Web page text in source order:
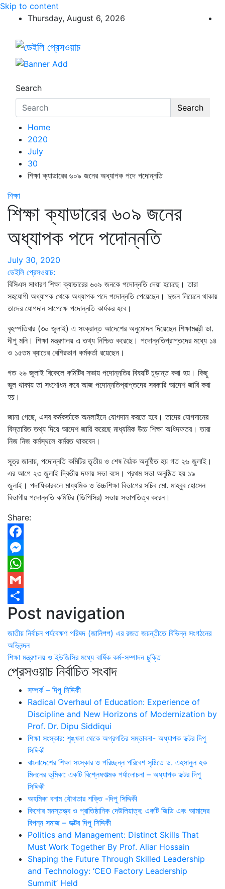
Skip to content
Thursday, August 6, 2026
ডেইলি প্রেসওয়াচ
ডেইলি প্রেসওয়াচ মুক্তিযুদ্ধের চেতনায় উদ্বুদ্ধ মুখপত্র
Search
Search
Home
2020
July
30
শিক্ষা ক্যাডারের ৬০৯ জনের অধ্যাপক পদে পদোন্নতি
শিক্ষা
শিক্ষা ক্যাডারের ৬০৯ জনের
অধ্যাপক পদে পদোন্নতি
July 30, 2020
ডেইলি প্রেসওয়াচ:
বিসিএস সাধারণ শিক্ষা ক্যাডারের ৬০৯ জনকে পদোন্নতি দেয়া হয়েছে। তারা
সহযোগী অধ্যাপক থেকে অধ্যাপক পদে পদোন্নতি পেয়েছেন। দুজন লিয়েনে থাকায়
তাদের যোগদান সাপেক্ষে পদোন্নতি কার্যকর হবে।
বৃহস্পতিবার (৩০ জুলাই) এ সংক্রান্ত আদেশের অনুমোদন দিয়েছেন শিক্ষামন্ত্রী ডা.
দীপু মনি। শিক্ষা মন্ত্রণালয় এ তথ্য নিশ্চিত করেছে। পদোন্নতিপ্রাপ্তদের মধ্যে ১৪
ও ১৫তম ব্যাচের বেশিরভাগ কর্মকর্তা রয়েছেন।
গত ২৬ জুলাই বিকেলে কমিটির সভায় পদোন্নতির বিষয়টি চূড়ান্ত করা হয়। কিছু
ভুল থাকায় তা সংশোধন করে আজ পদোন্নতিপ্রাপ্তদের সরকারি আদেশ জারি করা
হয়।
জানা গেছে, এসব কর্মকর্তাকে অনলাইনে যোগদান করতে হবে। তাদের যোগদানের
বিস্তারিত তথ্য দিয়ে আদেশ জারি করেছে মাধ্যমিক উচ্চ শিক্ষা অধিদফতর। তারা
নিজ নিজ কর্মস্থলে কর্মরত থাকবেন।
সূত্র জানায়, পদোন্নতি কমিটির তৃতীয় ও শেষ বৈঠক অনুষ্ঠিত হয় গত ২৬ জুলাই।
এর আগে ২৩ জুলাই দ্বিতীয় দফায় সভা বসে। প্রথম সভা অনুষ্ঠিত হয় ১৯
জুলাই। পদাধিকারবলে মাধ্যমিক ও উচ্চশিক্ষা বিভাগের সচিব মো. মাহবুব হোসেন
বিভাগীয় পদোন্নতি কমিটির (ডিপিসির) সভায় সভাপতিত্ব করেন।
Share:
Facebook
Messenger
WhatsApp
Gmail
Share
Post navigation
জাতীয় নির্বাচন পর্যবেক্ষণ পরিষদ (জানিপপ) এর রজত জয়ন্তীতে বিভিন্ন সংগঠনের
অভিনন্দন
শিক্ষা মন্ত্রণালয় ও ইউজিসির মধ্যে বার্ষিক কর্ম-সম্পাদন চুক্তি
প্রেসওয়াচ নির্বাচিত সংবাদ
সম্পর্ক – দিপু সিদ্দিকী
Radical Overhaul of Education: Experience of
Discipline and New Horizons of Modernization by
Prof. Dr. Dipu Siddiqui
শিক্ষা সংস্কার: শৃঙ্খলা থেকে অগ্রগতির সম্ভাবনা- অধ্যাপক ডক্টর দিপু
সিদ্দিকী
বাংলাদেশের শিক্ষা সংস্কার ও পরিচ্ছন্ন পরিবেশ সৃষ্টিতে ড. এহসানুল হক
মিলনের ভূমিকা: একটি বিশ্লেষণাত্মক পর্যালোচনা – অধ্যাপক ডক্টর দিপু
সিদ্দিকী
অহমিকা বনাম যৌথতার শক্তি -দিপু সিদ্দিকী
কিশোর মনস্তত্ত্ব ও প্রাতিষ্ঠানিক দেউলিয়াত্ব: একটি জিডি এবং আমাদের
বিপন্ন সমাজ – ডক্টর দিপু সিদ্দিকী
Politics and Management: Distinct Skills That
Must Work Together By Prof. Aliar Hossain
Shaping the Future Through Skilled Leadership
and Technology: ‘CEO Factory Leadership
Summit’ Held